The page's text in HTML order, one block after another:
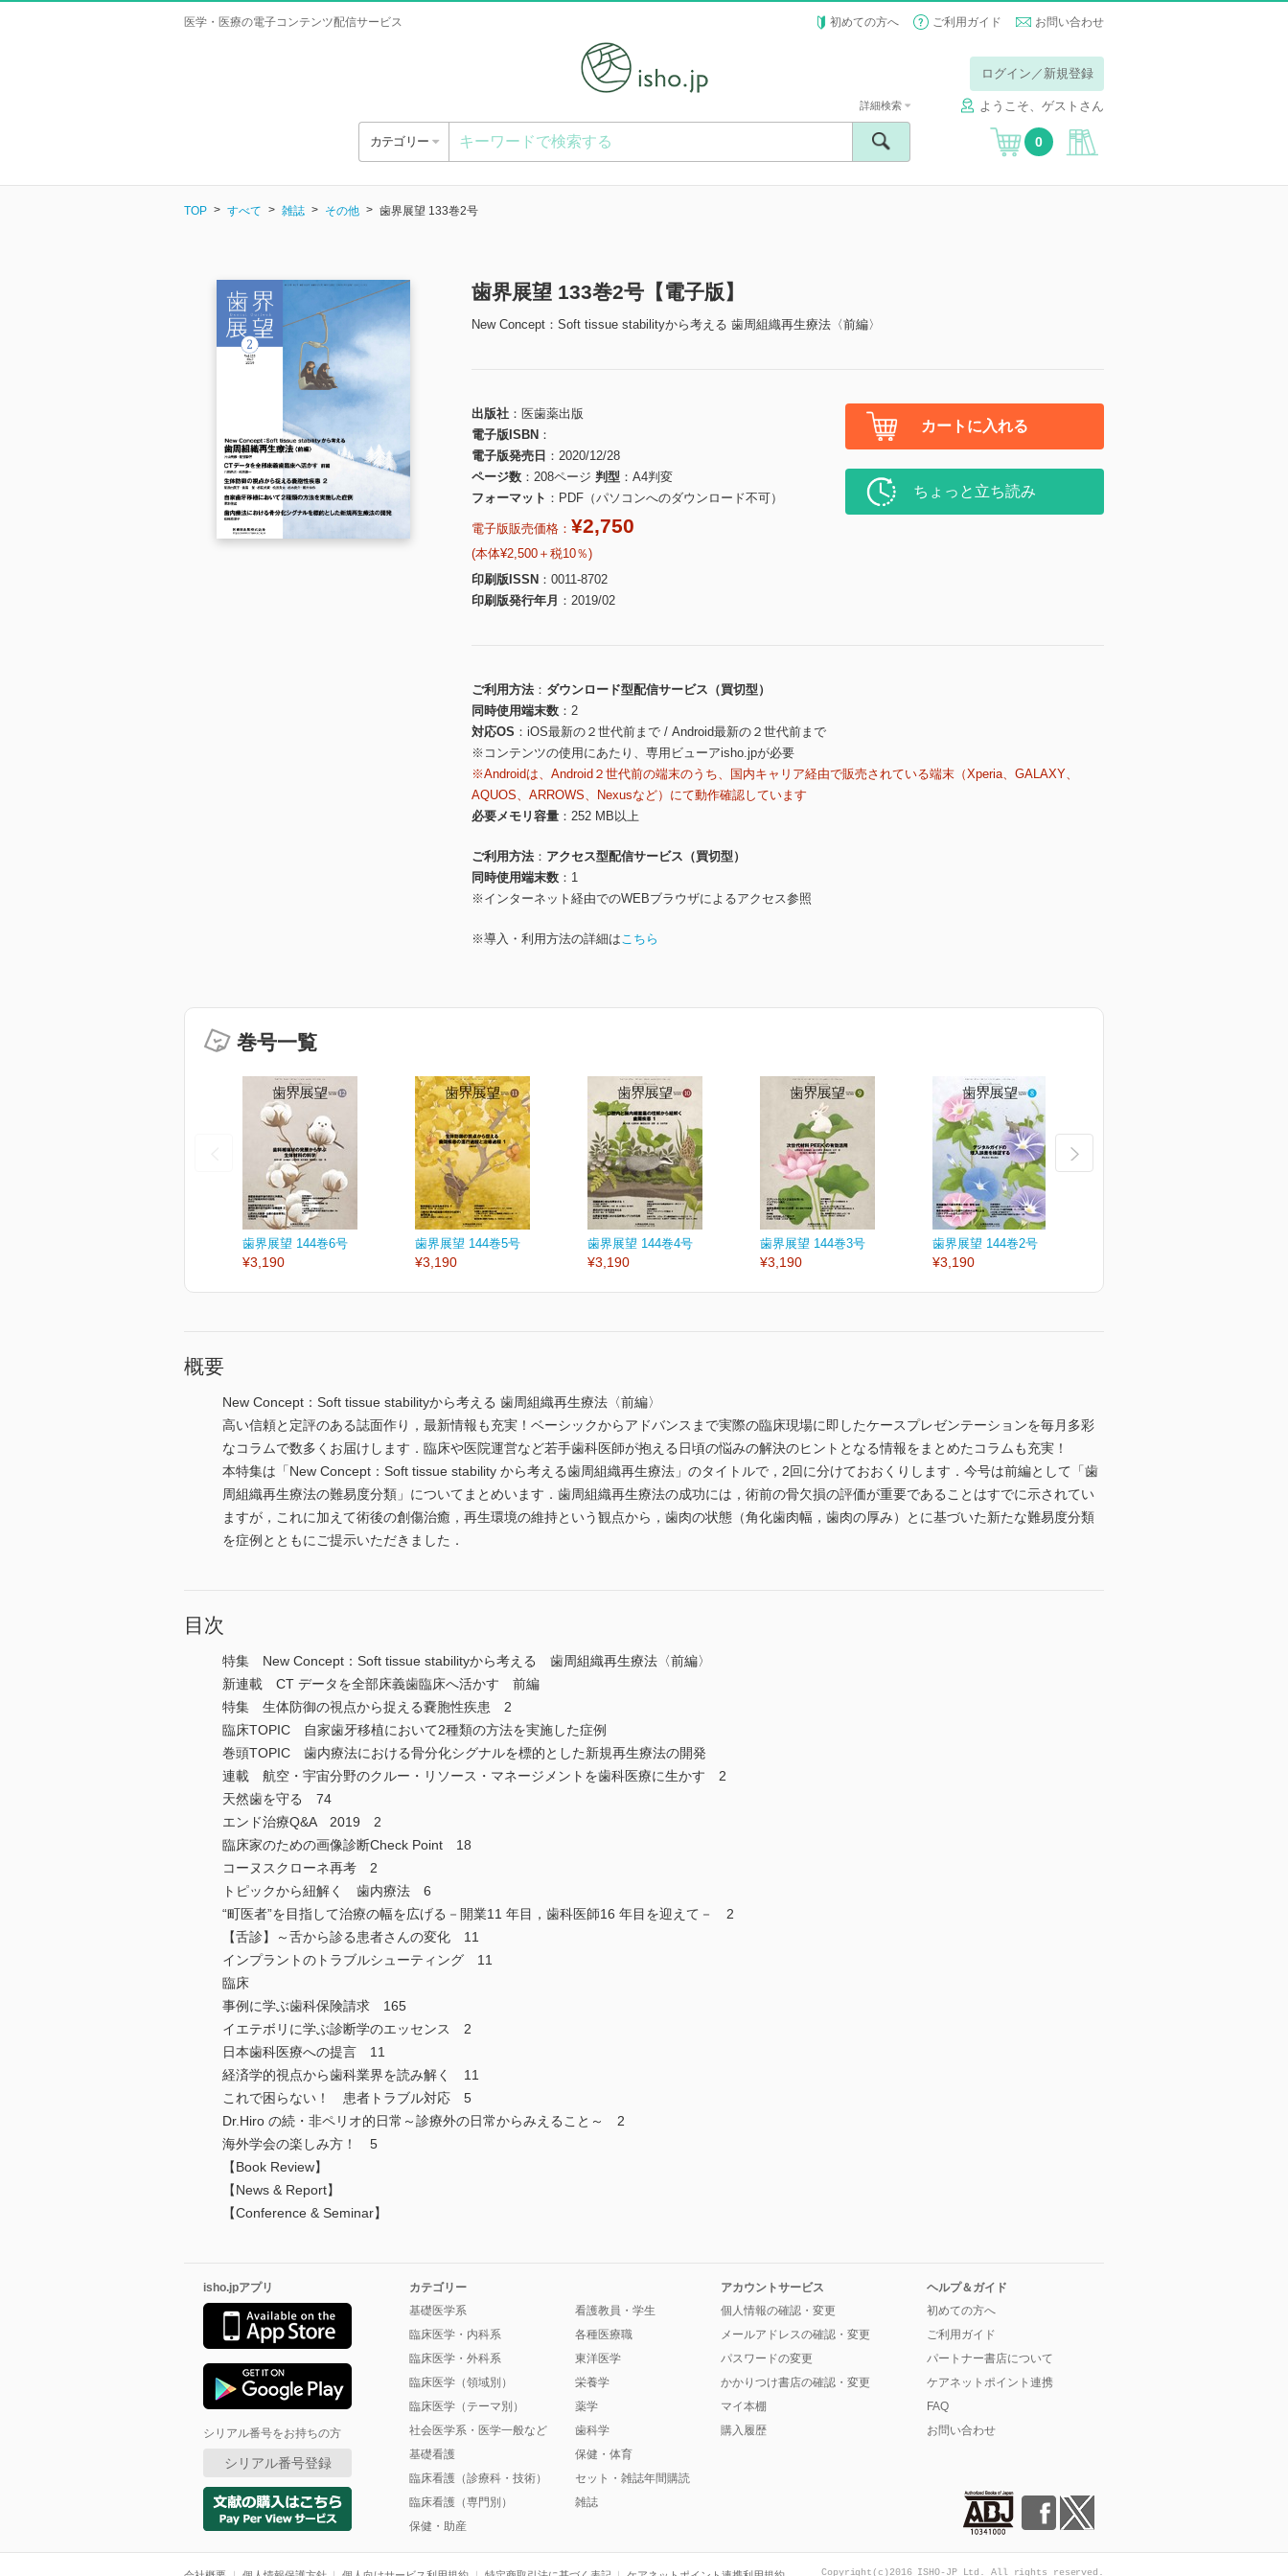
医学・医療の電子コンテンツ配信サービス 初めての方へ ご利用ガイド お問い合わせ
ログイン／新規登録
ようこそ、ゲストさん
カテゴリー
詳細検索
0
TOP すべて 雑誌 その他 歯界展望 133巻2号
歯界展望 133巻2号【電子版】
New Concept：Soft tissue stabilityから考える 歯周組織再生療法〈前編〉
出版社
医歯薬出版
電子版ISBN
電子版発売日
2020/12/28
ページ数
208ページ 判型
A4判変
フォーマット
PDF（パソコンへのダウンロード不可）
電子版販売価格： ¥2,750
(本体¥2,500＋税10％)
印刷版ISSN
0011-8702
印刷版発行年月
2019/02
カートに入れる
ちょっと立ち読み
ご利用方法
ダウンロード型配信サービス（買切型）
同時使用端末数
2
対応OS
iOS最新の２世代前まで / Android最新の２世代前まで
※コンテンツの使用にあたり、専用ビューアisho.jpが必要
※Androidは、Android２世代前の端末のうち、国内キャリア経由で販売されている端末（Xperia、GALAXY、
AQUOS、ARROWS、Nexusなど）にて動作確認しています
必要メモリ容量
252 MB以上
ご利用方法
アクセス型配信サービス（買切型）
同時使用端末数
1
※インターネット経由でのWEBブラウザによるアクセス参照
※導入・利用方法の詳細はこちら
巻号一覧
歯界展望 144巻6号
¥3,190
歯界展望 144巻5号
¥3,190
歯界展望 144巻4号
¥3,190
歯界展望 144巻3号
¥3,190
歯界展望 144巻2号
¥3,190
概要
New Concept：Soft tissue stabilityから考える 歯周組織再生療法〈前編〉
高い信頼と定評のある誌面作り，最新情報も充実！ベーシックからアドバンスまで実際の臨床現場に即したケースプレゼンテーションを毎月多彩
なコラムで数多くお届けします．臨床や医院運営など若手歯科医師が抱える日頃の悩みの解決のヒントとなる情報をまとめたコラムも充実！
本特集は「New Concept：Soft tissue stability から考える歯周組織再生療法」のタイトルで，2回に分けておおくりします．今号は前編として「歯
周組織再生療法の難易度分類」についてまとめいます．歯周組織再生療法の成功には，術前の骨欠損の評価が重要であることはすでに示されてい
ますが，これに加えて術後の創傷治癒，再生環境の維持という観点から，歯肉の状態（角化歯肉幅，歯肉の厚み）とに基づいた新たな難易度分類
を症例とともにご提示いただきました．
目次
特集 New Concept：Soft tissue stabilityから考える 歯周組織再生療法〈前編〉
新連載 CT データを全部床義歯臨床へ活かす 前編
特集 生体防御の視点から捉える嚢胞性疾患 2
臨床TOPIC 自家歯牙移植において2種類の方法を実施した症例
巻頭TOPIC 歯内療法における骨分化シグナルを標的とした新規再生療法の開発
連載 航空・宇宙分野のクルー・リソース・マネージメントを歯科医療に生かす 2
天然歯を守る 74
エンド治療Q&A 2019 2
臨床家のための画像診断Check Point 18
コーヌスクローネ再考 2
トピックから紐解く 歯内療法 6
“町医者”を目指して治療の幅を広げる－開業11 年目，歯科医師16 年目を迎えて－ 2
【舌診】～舌から診る患者さんの変化 11
インプラントのトラブルシューティング 11
臨床
事例に学ぶ歯科保険請求 165
イエテボリに学ぶ診断学のエッセンス 2
日本歯科医療への提言 11
経済学的視点から歯科業界を読み解く 11
これで困らない！ 患者トラブル対応 5
Dr.Hiro の続・非ペリオ的日常～診療外の日常からみえること～ 2
海外学会の楽しみ方！ 5
【Book Review】
【News & Report】
【Conference & Seminar】
isho.jpアプリ
シリアル番号をお持ちの方
シリアル番号登録
カテゴリー
基礎医学系
臨床医学・内科系
臨床医学・外科系
臨床医学（領域別）
臨床医学（テーマ別）
社会医学系・医学一般など
基礎看護
臨床看護（診療科・技術）
臨床看護（専門別）
保健・助産
看護教員・学生
各種医療職
東洋医学
栄養学
薬学
歯科学
保健・体育
セット・雑誌年間購読
雑誌
アカウントサービス
個人情報の確認・変更
メールアドレスの確認・変更
パスワードの変更
かかりつけ書店の確認・変更
マイ本棚
購入履歴
ヘルプ＆ガイド
初めての方へ
ご利用ガイド
パートナー書店について
ケアネットポイント連携
FAQ
お問い合わせ
Copyright(c)2016 ISHO-JP Ltd. All rights reserved.